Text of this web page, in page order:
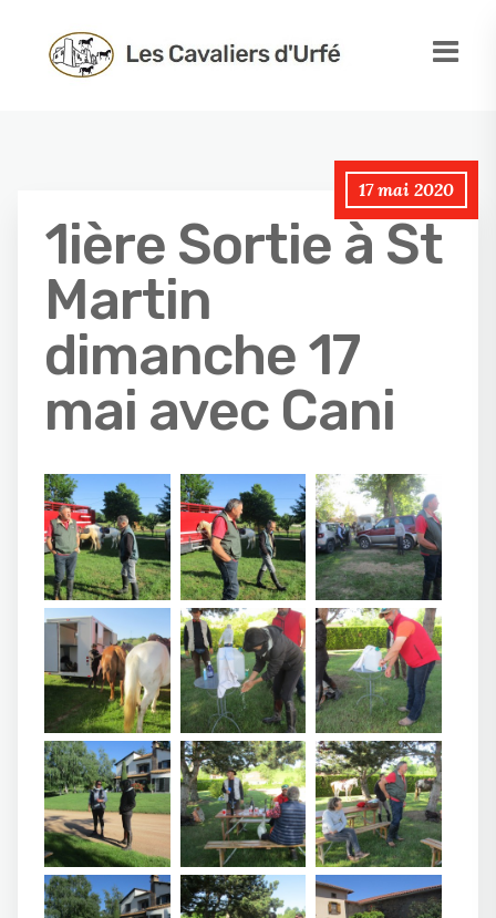
17 mai 2020
1ière Sortie à St
Martin
dimanche 17
mai avec Cani